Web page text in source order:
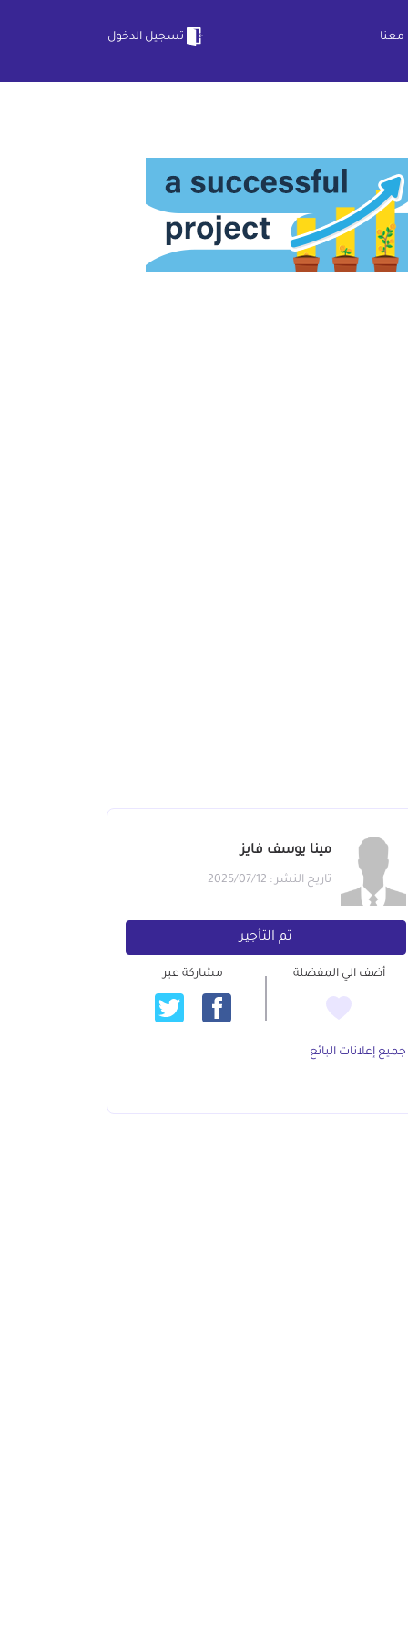
تسجيل الدخول
مينا يوسف فايز
تاريخ النشر : 2025/07/12
تم التأجير
أضف الي المفضلة مشاركة عبر
جميع إعلانات البائع